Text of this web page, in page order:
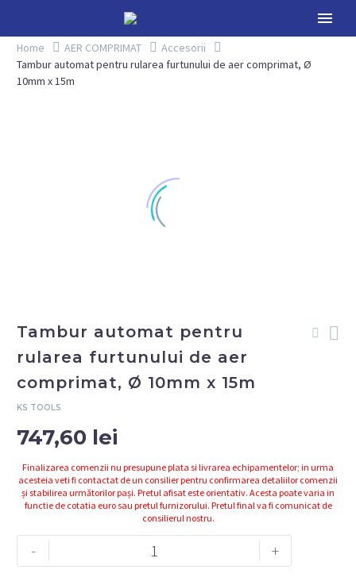
Home AER COMPRIMAT
Accesorii
Tambur automat pentru rularea furtunului de aer comprimat, Ø
10mm x 15m
Tambur automat pentru
rularea furtunului de aer
comprimat, Ø 10mm x 15m
KS TOOLS
747,60 lei
Finalizarea comenzii nu presupune plata si livrarea echipamentelor; in urma
acesteia veti fi contactat de un consilier pentru confirmarea detaliilor comenzii
și stabilirea următorilor pași. Pretul afisat este orientativ. Acesta poate varia in
functie de cotatia euro sau pretul furnizorului. Pretul final va fi comunicat de
consilierul nostru.
-
Cantitate
Tambur
+